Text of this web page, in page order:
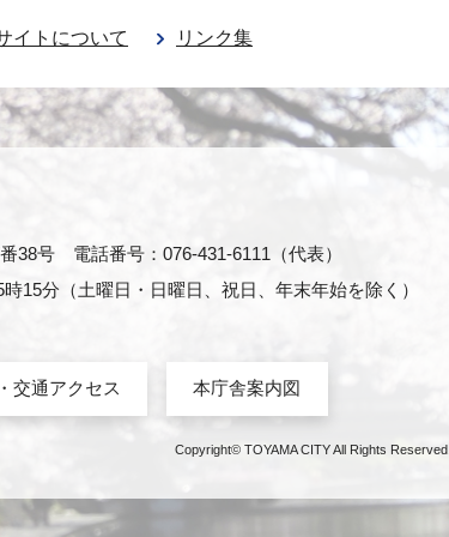
イトについて リンク集
38号 電話番号：076-431-6111（代表）
15分（土曜日・日曜日、祝日、年末年始を除く）
交通アクセス 本庁舎案内図
Copyright© TOYAMA CITY All Rights Reserved.